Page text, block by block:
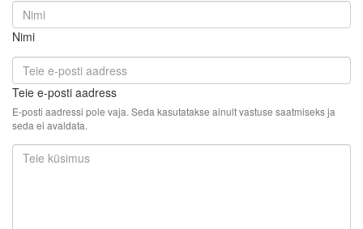
Nimi
Teie e-posti aadress
E-posti aadressi pole vaja. Seda kasutatakse ainult vastuse saatmiseks ja
seda ei avaldata.